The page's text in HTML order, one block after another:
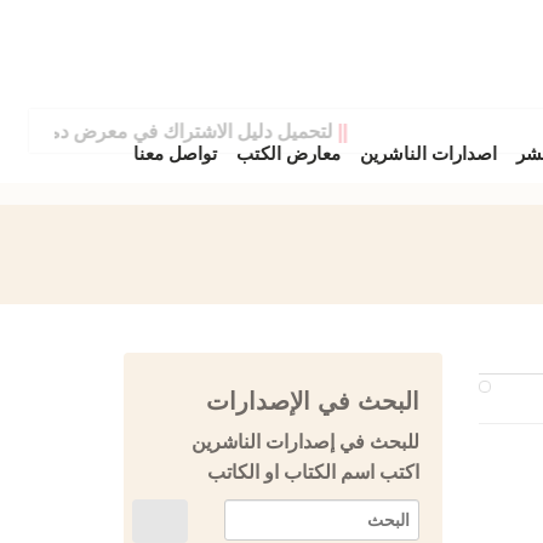
اصدارات الناشرين معارض الكتب تواصل معنا
لتحميل دليل الاشتراك في معرض دمشق
البحث في الإصدارات
للبحث في إصدارات الناشرين
اكتب اسم الكتاب او الكاتب